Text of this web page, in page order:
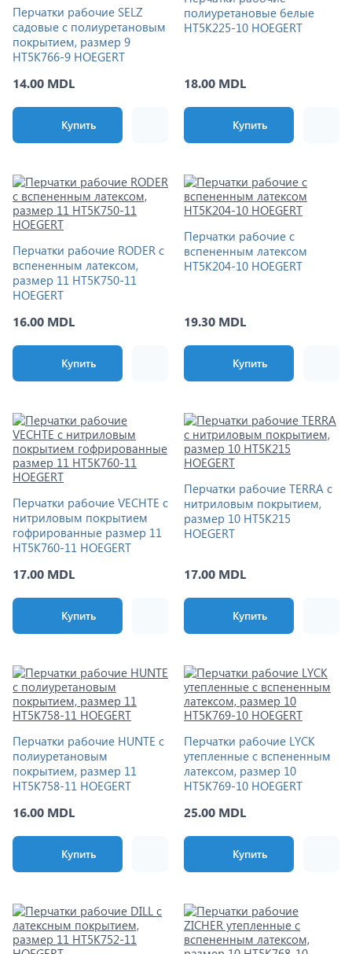
Перчатки рабочие SELZ
садовые с полиуретановым
покрытием, размер 9
HT5K766-9 HOEGERT
14.00 MDL
Купить
полиуретановые белые
HT5K225-10 HOEGERT
18.00 MDL
Купить
Перчатки рабочие RODER с
вспененным латексом,
размер 11 HT5K750-11
HOEGERT
16.00 MDL
Купить
Перчатки рабочие с
вспененным латексом
HT5K204-10 HOEGERT
19.30 MDL
Купить
Перчатки рабочие VECHTE с
нитриловым покрытием
гофрированные размер 11
HT5K760-11 HOEGERT
17.00 MDL
Купить
Перчатки рабочие TERRA с
нитриловым покрытием,
размер 10 HT5K215
HOEGERT
17.00 MDL
Купить
Перчатки рабочие HUNTE с
полиуретановым
покрытием, размер 11
HT5K758-11 HOEGERT
16.00 MDL
Купить
Перчатки рабочие LYCK
утепленные с вспененным
латексом, размер 10
HT5K769-10 HOEGERT
25.00 MDL
Купить